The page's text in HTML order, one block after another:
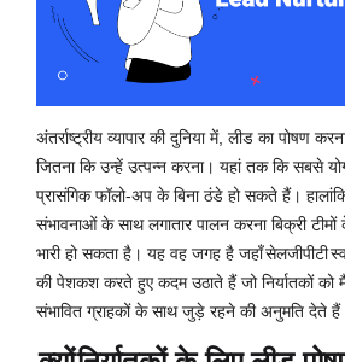
अंतर्राष्ट्रीय व्यापार की दुनिया में, लीड का पोषण
जितना कि उन्हें उत्पन्न करना। यहां तक कि सबसे
प्रासंगिक फॉलो-अप के बिना ठंडे हो सकते हैं।
संभावनाओं के साथ लगातार पालन करना बिक्री
भारी हो सकता है। यह वह जगह है जहाँसेलजीपीटी
की पेशकश करते हुए कदम उठाते हैं जो निर्यातकों को
संभावित ग्राहकों के साथ जुड़े रहने की अनुमति देते